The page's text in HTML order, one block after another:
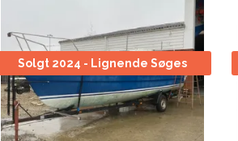
Solgt 2024 - Lignende Søges